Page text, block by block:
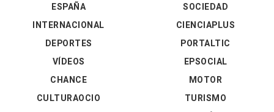
ESPAÑA
INTERNACIONAL
DEPORTES
VÍDEOS
SOCIEDAD
CIENCIAPLUS
PORTALTIC
EPSOCIAL
CHANCE
CULTURAOCIO
MOTOR
TURISMO